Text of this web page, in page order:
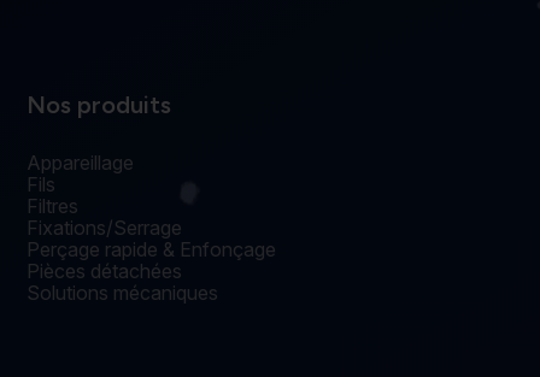
Nos produits
Appareillage
Fils
Filtres
Fixations/Serrage
Perçage rapide & Enfonçage
Pièces détachées
Solutions mécaniques